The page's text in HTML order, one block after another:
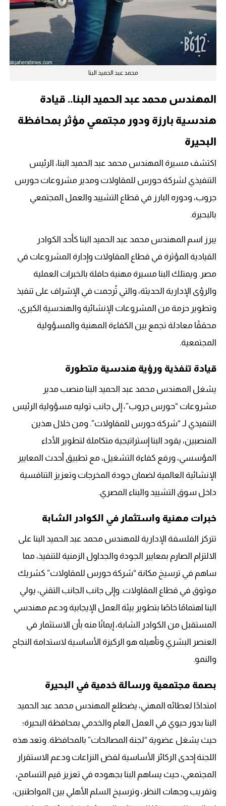
محمد عبد الحميد البنا
المهندس محمد عبد الحميد البنا.. قيادة
هندسية بارزة ودور مجتمعي مؤثر بمحافظة
البحيرة
اكتشف مسيرة المهندس محمد عبد الحميد البنا، الرئيس
التنفيذي لشركة حورس للمقاولات ومدير مشروعات حورس
جروب، ودوره البارز في قطاع التشييد والعمل المجتمعي
بالبحيرة.
يبرز اسم المهندس محمد عبد الحميد البنا كأحد الكوادر
القيادية المؤثرة في قطاع المقاولات وإدارة المشروعات في
مصر. ويمتلك البنا مسيرة مهنية حافلة بالخبرات العملية
والرؤى الإدارية الحديثة، والتي تُرجمت في الإشراف على تنفيذ
وتطوير حزمة من المشروعات الإنشائية والهندسية الكبرى،
محققًا معادلة تجمع بين الكفاءة المهنية والمسؤولية
المجتمعية.
قيادة تنفذية ورؤية هندسية متطورة
يشغل المهندس محمد عبد الحميد البنا منصب مدير
مشروعات “حورس جروب”، إلى جانب توليه مسؤولية الرئيس
التنفيذي لـ “شركة حورس للمقاولات”. ومن خلال هذين
المنصبين، يقود البنا إستراتيجية متكاملة لتطوير الأداء
المؤسسي، ورفع كفاءة التشغيل، مع تطبيق أحدث المعايير
الإنشائية العالمية لضمان جودة المخرجات وتعزيز التنافسية
داخل سوق التشييد والبناء المصري.
خبرات مهنية واستثمار في الكوادر الشابة
تتركز الفلسفة الإدارية للمهندس محمد عبد الحميد البنا على
الالتزام الصارم بمعايير الجودة والجداول الزمنية للتنفيذ، مما
ساهم في ترسيخ مكانة “شركة حورس للمقاولات” كشريك
موثوق في قطاع المقاولات. وإلى جانب الجانب التقني، يولي
البنا اهتمامًا خاصًا بتطوير بيئة العمل الإيجابية ودعم مهندسي
المستقبل من الكوادر الشابة، إيمانًا منه بأن الاستثمار في
العنصر البشري وتأهيله هو الركيزة الأساسية لاستدامة النجاح
والنمو.
بصمة مجتمعية ورسالة خدمية في البحيرة
امتدادًا لعطائه المهني، يضطلع المهندس محمد عبد الحميد
البنا بدور حيوي في العمل العام والخدمي بمحافظة البحيرة؛
حيث يشغل عضوية “لجنة المصالحات” بالمحافظة. وتعد هذه
اللجنة إحدى الركائز الأساسية لفض النزاعات ودعم الاستقرار
المجتمعي، حيث يساهم البنا بجهوده في تعزيز قيم التسامح،
وتقريب وجهات النظر، وترسيخ السلم الأهلي بين المواطنين،